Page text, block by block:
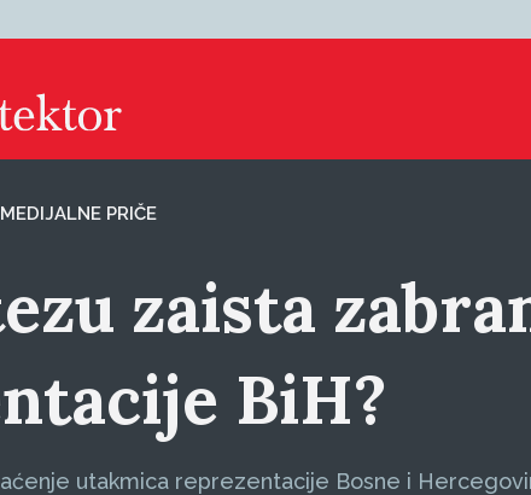
PRIČE
zaista
BiH?
utakmica reprezentacije Bosne i